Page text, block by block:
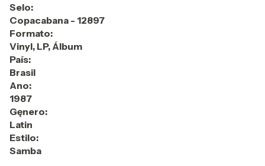
Selo:
Copacabana - 12897
Formato:
Vinyl, LP, Álbum
País:
Brasil
Ano:
1987
Gęnero:
Latin
Estilo:
Samba